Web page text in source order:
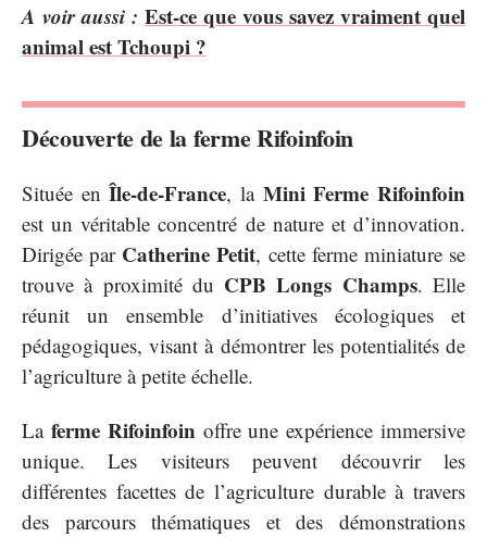
A voir aussi : Est-ce que vous savez vraiment quel
animal est Tchoupi ?
Découverte de la ferme Rifoinfoin
Située enÎle-de-France, la Mini Ferme Rifoinfoin
est un véritable concentré de nature et d’innovation.
Dirigée par Catherine Petit, cette ferme miniature se
trouve à proximité du CPB Longs Champs. Elle
réunit un ensemble d’initiatives écologiques et
pédagogiques, visant à démontrer les potentialités de
l’agriculture à petite échelle.
La ferme Rifoinfoinoffre une expérience immersive
unique. Les visiteurs peuvent découvrir les
différentes facettes de l’agriculture durable à travers
des parcours thématiques et des démonstrations